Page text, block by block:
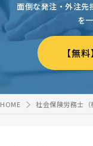
面倒な発注・外注先
を
【無
HOME 社会保険労務士（